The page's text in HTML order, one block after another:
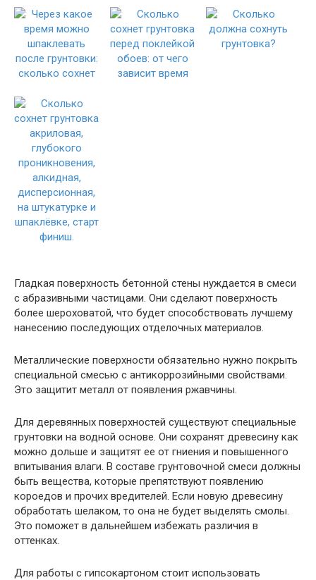
Гладкая поверхность бетонной стены нуждается в смеси
с абразивными частицами. Они сделают поверхность
более шероховатой, что будет способствовать лучшему
нанесению последующих отделочных материалов.
Металлические поверхности обязательно нужно покрыть
специальной смесью с антикоррозийными свойствами.
Это защитит металл от появления ржавчины.
Для деревянных поверхностей существуют специальные
грунтовки на водной основе. Они сохранят древесину как
можно дольше и защитят ее от гниения и повышенного
впитывания влаги. В составе грунтовочной смеси должны
быть вещества, которые препятствуют появлению
короедов и прочих вредителей. Если новую древесину
обработать шелаком, то она не будет выделять смолы.
Это поможет в дальнейшем избежать различия в
оттенках.
Для работы с гипсокартоном стоит использовать